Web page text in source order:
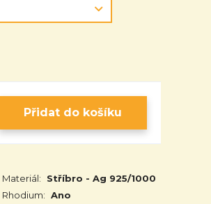
Přidat do košíku
Materiál:
Stříbro - Ag 925/1000
Rhodium: Ano